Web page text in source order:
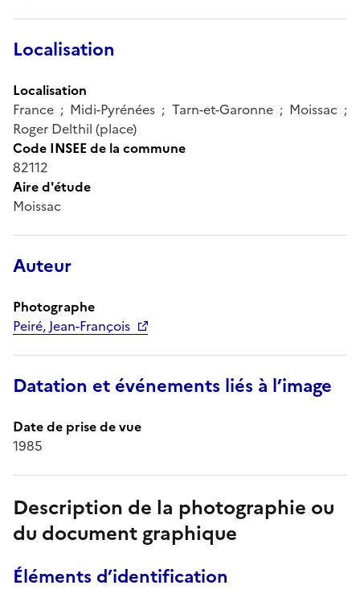
Localisation
Localisation
France ; Midi-Pyrénées ; Tarn-et-Garonne ; Moissac ;
Roger Delthil (place)
Code INSEE de la commune
82112
Aire d'étude
Moissac
Auteur
Photographe
Peiré, Jean-François
Datation et événements liés à l’image
Date de prise de vue
1985
Description de la photographie ou
du document graphique
Éléments d’identification